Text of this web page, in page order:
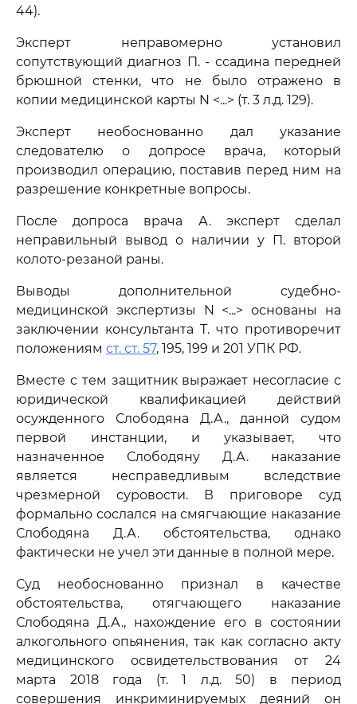
44).
Эксперт неправомерно установил
сопутствующий диагноз П. - ссадина передней
брюшной стенки, что не было отражено в
копии медицинской карты N <...> (т. 3 л.д. 129).
Эксперт необоснованно дал указание
следователю о допросе врача, который
производил операцию, поставив перед ним на
разрешение конкретные вопросы.
После допроса врача А. эксперт сделал
неправильный вывод о наличии у П. второй
колото-резаной раны.
Выводы дополнительной судебно-
медицинской экспертизы N <...> основаны на
заключении консультанта Т. что противоречит
положениям ст. ст. 57, 195, 199 и 201 УПК РФ.
Вместе с тем защитник выражает несогласие с
юридической квалификацией действий
осужденного Слободяна Д.А., данной судом
первой инстанции, и указывает, что
назначенное Слободяну Д.А. наказание
является несправедливым вследствие
чрезмерной суровости. В приговоре суд
формально сослался на смягчающие наказание
Слободяна Д.А. обстоятельства, однако
фактически не учел эти данные в полной мере.
Суд необоснованно признал в качестве
обстоятельства, отягчающего наказание
Слободяна Д.А., нахождение его в состоянии
алкогольного опьянения, так как согласно акту
медицинского освидетельствования от 24
марта 2018 года (т. 1 л.д. 50) в период
совершения инкриминируемых деяний он